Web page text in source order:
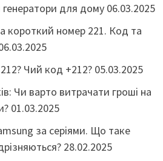
генератори для дому 06.03.2025
короткий номер 221. Код та
Чий код +212? 05.03.2025
Чи варто витрачати гроші на
01.03.2025
за серіями. Що таке
28.02.2025